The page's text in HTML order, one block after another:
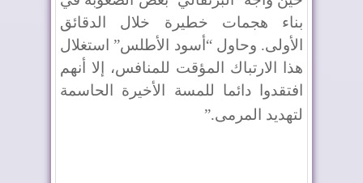
بناء هجمات خطيرة خلال الدقائق
الأولى. وحاول “أسود الأطلس” استغلال
هذا الارتباك المؤقت للمنافس، إلا أنهم
افتقدوا دائما للمسة الأخيرة الحاسمة
لتهديد المرمى”.